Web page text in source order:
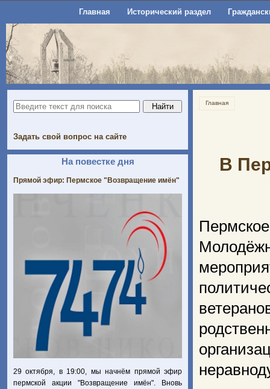
Главная Исторический раздел
Главная
В
Задать свой вопрос на сайте
На повестке дня
Прямой эфир: Пермское "Возвращение имён"
29 октября, в 19:00, мы начнём прямой эфир
пермской акции "Возвращение имён". Вновь